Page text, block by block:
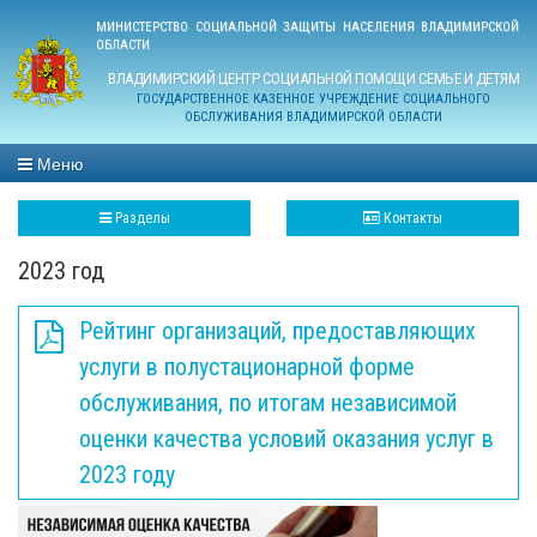
МИНИСТЕРСТВО СОЦИАЛЬНОЙ ЗАЩИТЫ НАСЕЛЕНИЯ ВЛАДИМИРСКОЙ
ОБЛАСТИ
ВЛАДИМИРСКИЙ ЦЕНТР СОЦИАЛЬНОЙ ПОМОЩИ СЕМЬЕ И ДЕТЯМ
ГОСУДАРСТВЕННОЕ КАЗЕННОЕ УЧРЕЖДЕНИЕ СОЦИАЛЬНОГО
ОБСЛУЖИВАНИЯ ВЛАДИМИРСКОЙ ОБЛАСТИ
Меню
Разделы Контакты
2023 год
Рейтинг организаций, предоставляющих
услуги в полустационарной форме
обслуживания, по итогам независимой
оценки качества условий оказания услуг в
2023 году